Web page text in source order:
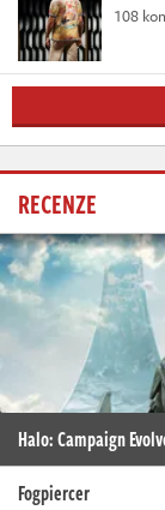
108
RECENZE
Halo: Campaign
Fogpiercer